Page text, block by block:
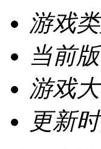
游戏
当前
游戏
更新